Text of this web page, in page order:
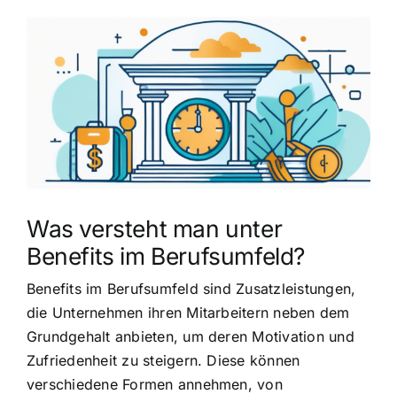
grösseres
Was versteht man unter
Benefits im Berufsumfeld?
Benefits im Berufsumfeld sind Zusatzleistungen,
die Unternehmen ihren Mitarbeitern neben dem
Grundgehalt anbieten, um deren Motivation und
Zufriedenheit zu steigern. Diese können
verschiedene Formen annehmen, von